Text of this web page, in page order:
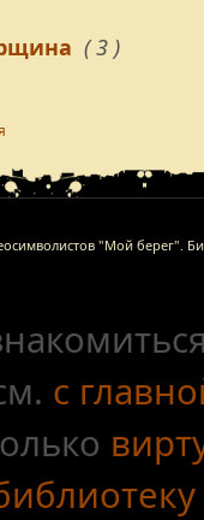
( 3 )
"Мой берег".
с